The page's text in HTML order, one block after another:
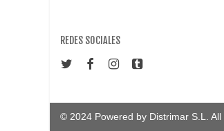
REDES SOCIALES
© 2024 Powered by Distrimar S.L. All